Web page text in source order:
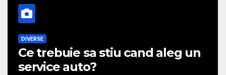
un
Ghid util pentru a alege cea
potrivita fusta